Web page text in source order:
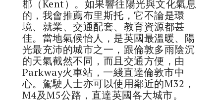
郡（Kent）。如果響往陽光與文化氣息
的，我會推薦布里斯托，它不論是環
境、就業、交通配套、教育資源都甚
佳。當地氣候怡人，是英國最溫暖、陽
光最充沛的城市之一，跟倫敦多雨陰沉
的天氣截然不同，而且交通方便，由
Parkway火車站，一綫直達倫敦市中
心。駕駛人士亦可以使用鄰近的M32，
M4及M5公路，直達英國各大城市。